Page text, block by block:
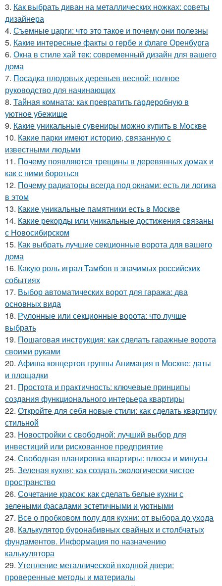
3. Как выбрать диван на металлических ножках: советы
дизайнера
4. Съемные царги: что это такое и почему они полезны
5. Какие интересные факты о гербе и флаге Оренбурга
6. Окна в стиле хай тек: современный дизайн для вашего
дома
7. Посадка плодовых деревьев весной: полное
руководство для начинающих
8. Тайная комната: как превратить гардеробную в
уютное убежище
9. Какие уникальные сувениры можно купить в Москве
10. Какие парки имеют историю, связанную с
известными людьми
11. Почему появляются трещины в деревянных домах и
как с ними бороться
12. Почему радиаторы всегда под окнами: есть ли логика
в этом
13. Какие уникальные памятники есть в Москве
14. Какие рекорды или уникальные достижения связаны
с Новосибирском
15. Как выбрать лучшие секционные ворота для вашего
дома
16. Какую роль играл Тамбов в значимых российских
событиях
17. Выбор автоматических ворот для гаража: два
основных вида
18. Рулонные или секционные ворота: что лучше
выбрать
19. Пошаговая инструкция: как сделать гаражные ворота
своими руками
20. Афиша концертов группы Анимация в Москве: даты
и площадки
21. Простота и практичность: ключевые принципы
создания функционального интерьера квартиры
22. Откройте для себя новые стили: как сделать квартиру
стильной
23. Новостройки с свободной: лучший выбор для
инвестиций или рискованное предприятие
24. Свободная планировка квартиры: плюсы и минусы
25. Зеленая кухня: как создать экологически чистое
пространство
26. Сочетание красок: как сделать белые кухни с
зелеными фасадами эстетичными и уютными
27. Все о пробковом полу для кухни: от выбора до ухода
28. Калькулятор буронабивных свайных и столбчатых
фундаментов. Информация по назначению
калькулятора
29. Утепление металлической входной двери:
проверенные методы и материалы